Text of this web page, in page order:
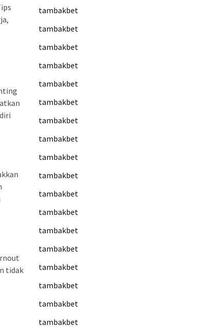
tidak
tambakbet
tambakbet
tambakbet
tambakbet
tambakbet
tambakbet
tambakbet
tambakbet
tambakbet
tambakbet
tambakbet
tambakbet
tambakbet
tambakbet
tambakbet
tambakbet
tambakbet
tambakbet